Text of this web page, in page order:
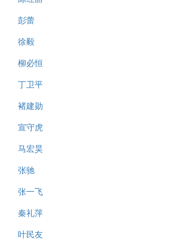
彭蕾
徐毅
柳必恒
丁卫平
褚建勋
宣守虎
马宏昊
张驰
张一飞
秦礼萍
叶民友